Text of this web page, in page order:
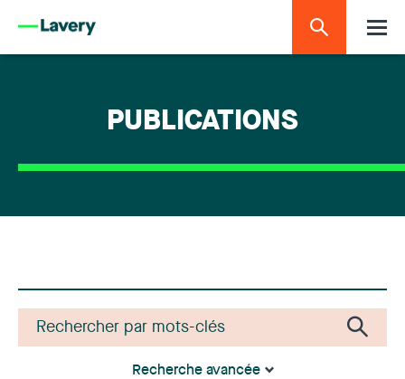
PUBLICATIONS
Recherche avancée